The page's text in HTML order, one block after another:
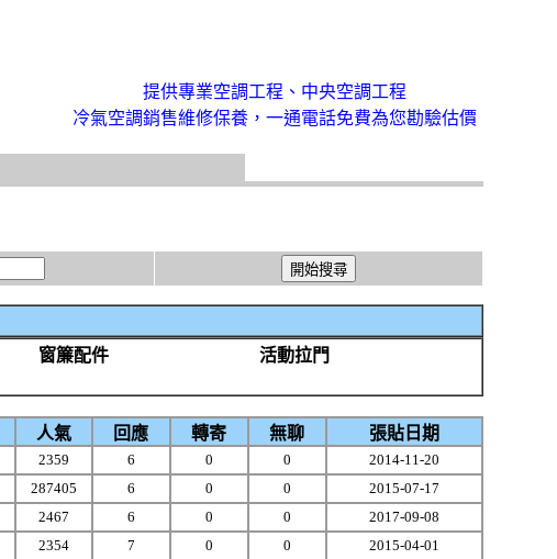
提供專業空調工程、中央空調工程
冷氣空調銷售維修保養，一通電話免費為您勘驗估價
窗簾配件
活動拉門
人氣 回應 轉寄 無聊
張貼日期
2359 6 0 0 2014-11-20
287405 6 0 0 2015-07-17
2467 6 0 0 2017-09-08
2354 7 0 0 2015-04-01